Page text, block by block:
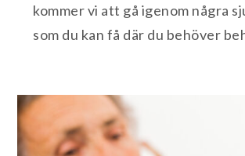
kommer vi att gå igenom några
som du kan få där du behöver